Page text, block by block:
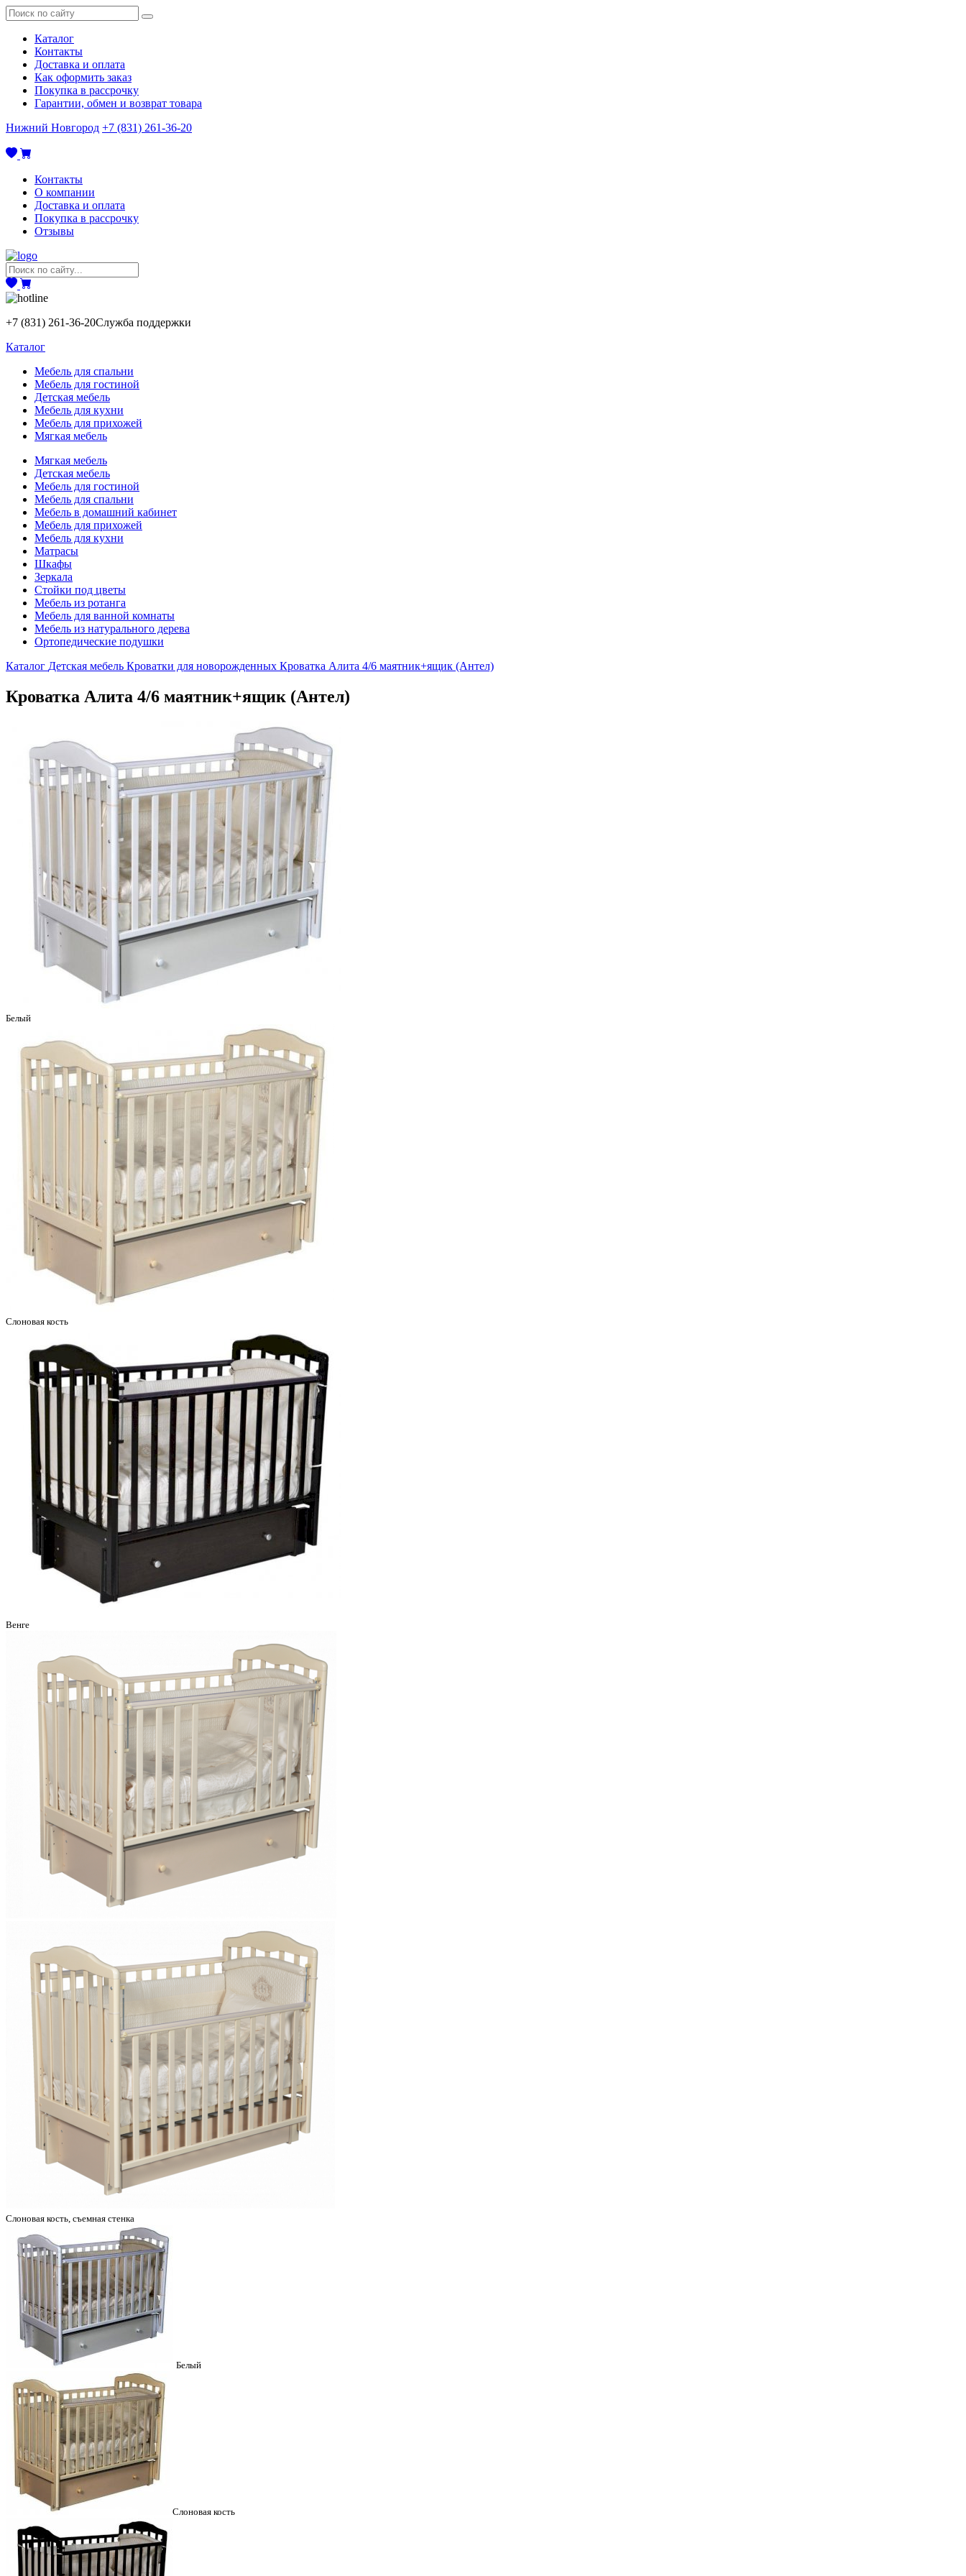
Каталог
Контакты
Доставка и оплата
Как оформить заказ
Покупка в рассрочку
Гарантии, обмен и возврат товара
Нижний Новгород +7 (831) 261-36-20
Контакты
О компании
Доставка и оплата
Покупка в рассрочку
Отзывы
+7 (831) 261-36-20Служба поддержки
Каталог
Мебель для спальни
Мебель для гостиной
Детская мебель
Мебель для кухни
Мебель для прихожей
Мягкая мебель
Мягкая мебель
Детская мебель
Мебель для гостиной
Мебель для спальни
Мебель в домашний кабинет
Мебель для прихожей
Мебель для кухни
Матрасы
Шкафы
Зеркала
Стойки под цветы
Мебель из ротанга
Мебель для ванной комнаты
Мебель из натурального дерева
Ортопедические подушки
Каталог Детская мебель Кроватки для новорожденных Кроватка Алита 4/6 маятник+ящик (Антел)
Кроватка Алита 4/6 маятник+ящик (Антел)
Белый
Слоновая кость
Венге
Слоновая кость, съемная стенка
Белый
Слоновая кость